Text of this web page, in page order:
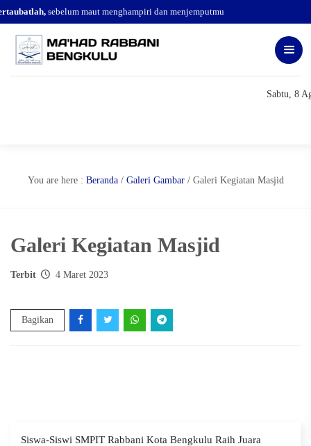
sebelum maut menghampiri dan menjemputmu
Sabtu, 8
You are here : Beranda/ Galeri Gambar/ Galeri Kegiatan Masjid
Galeri Kegiatan Masjid
Terbit 4 Maret 2023
Bagikan
Siswa-Siswi SMPIT Rabbani Kota Bengkulu Raih Juara